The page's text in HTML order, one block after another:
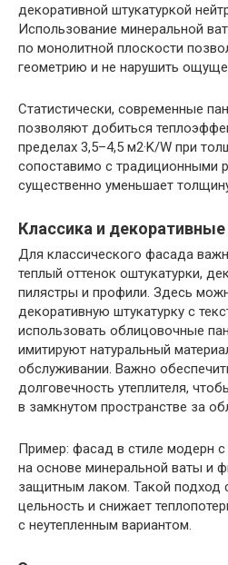
декоративной штукатуркой
Использование минеральной
по монолитной плоскости
геометрию и не нарушить
Статистически, современные
позволяют добиться
пределах 3,5–4,5 м2·K/W при
сопоставимо с традиционными
существенно уменьшает
Классика и
Для классического фасада
теплый оттенок оштукатурки,
пилястры и профили. Здесь
декоративную штукатурку с
использовать облицовочные
имитируют натуральный
обслуживании. Важно
долговечность утеплителя,
в замкнутом пространстве за
Пример: фасад в стиле модерн
на основе минеральной ваты и
защитным лаком. Такой подход
цельность и снижает
с неутепленным вариантом.